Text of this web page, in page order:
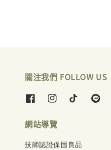
關注我們 FOLLOW US
網站導覽
技師認證保固良品